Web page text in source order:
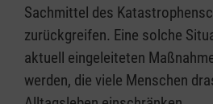
Sachmittel des
zurückgreifen. Eine solche
aktuell eingeleiteten
werden, die viele Menschen